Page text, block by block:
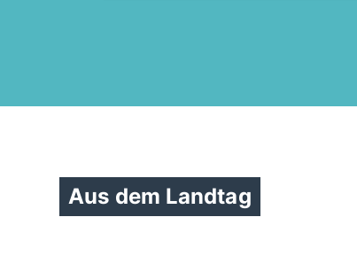
Aus dem Landtag